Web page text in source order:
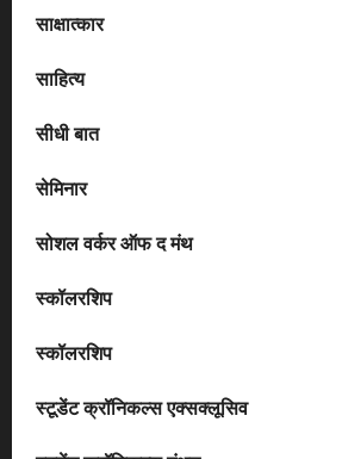
साक्षात्कार
साहित्य
सीधी बात
सेमिनार
सोशल वर्कर ऑफ द मंथ
स्कॉलरशिप
स्कॉलरशिप
स्टूडेंट क्रॉनिकल्स एक्सक्लूसिव